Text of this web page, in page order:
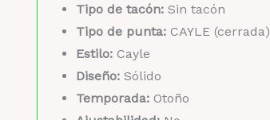
Tipo de tacón: Sin tacón
Tipo de punta: CAYLE (cerrada)
Estilo: Cayle
Diseño: Sólido
Temporada: Otoño